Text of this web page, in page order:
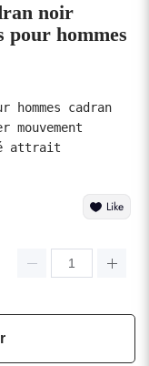
noir
pour hommes
cadran
attrait
Like